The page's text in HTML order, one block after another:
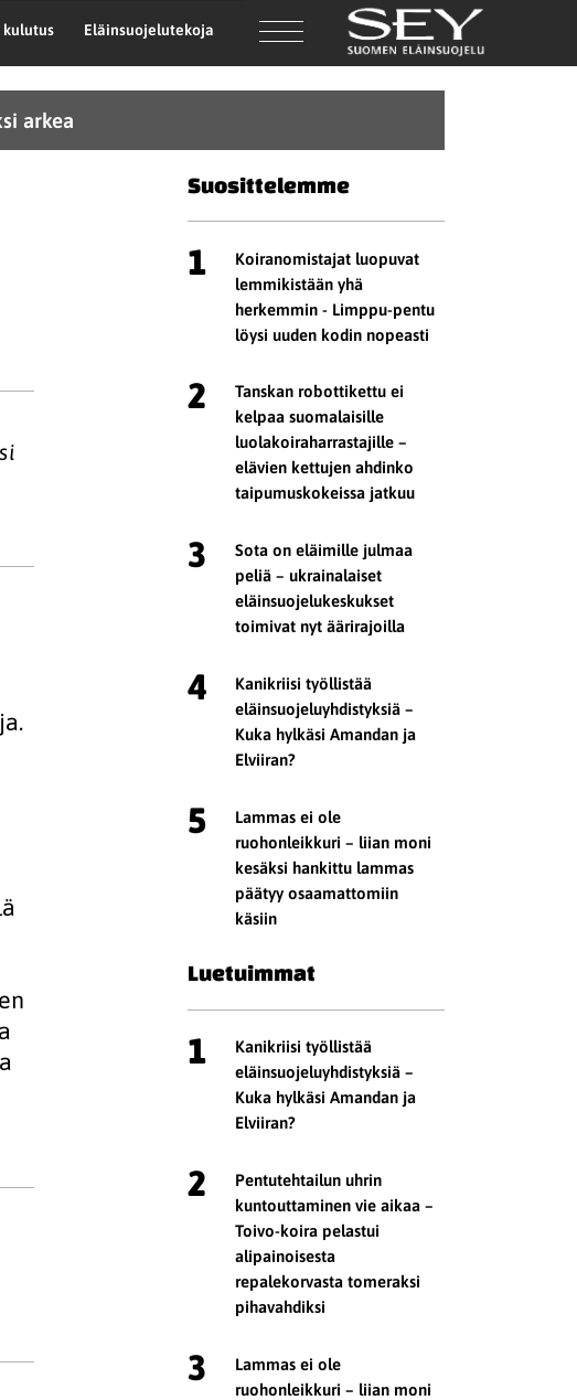
kulutus Eläinsuojelutekoja
arkea
Suosittelemme
1
Koiranomistajat luopuvat
lemmikistään yhä
herkemmin - Limppu-pentu
löysi uuden kodin nopeasti
2
Tanskan robottikettu ei
kelpaa suomalaisille
luolakoiraharrastajille –
elävien kettujen ahdinko
taipumuskokeissa jatkuu
3
Sota on eläimille julmaa
peliä – ukrainalaiset
eläinsuojelukeskukset
toimivat nyt äärirajoilla
4
Kanikriisi työllistää
eläinsuojeluyhdistyksiä –
Kuka hylkäsi Amandan ja
Elviiran?
5
Lammas ei ole
ruohonleikkuri – liian moni
kesäksi hankittu lammas
päätyy osaamattomiin
käsiin
Luetuimmat
1
Kanikriisi työllistää
eläinsuojeluyhdistyksiä –
Kuka hylkäsi Amandan ja
Elviiran?
2
Pentutehtailun uhrin
kuntouttaminen vie aikaa –
Toivo-koira pelastui
alipainoisesta
repalekorvasta tomeraksi
pihavahdiksi
3
Lammas ei ole
ruohonleikkuri – liian moni